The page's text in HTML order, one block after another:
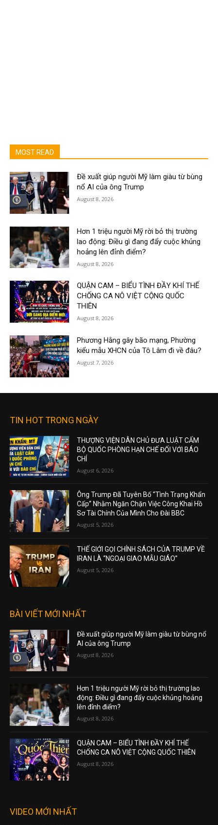
MOST READ
Đề xuất giúp người Mỹ làm giàu từ bùng
nổ AI của ông Trump
August 8, 2026
Hơn 1 triệu người Mỹ rời bỏ thị trường
lao động: Điều gì đang đẩy cuộc khủng
hoảng lên đỉnh điểm?
August 8, 2026
QUẬN CAM – BIỂU TÌNH ĐẦY KHÍ THẾ
CHỐNG CA NÔ VIỆT CỘNG QUỐC
THIÊN
August 8, 2026
Phương Hằng gây bão mạng, Phường
kiểu mẫu XHCN của Tô Lâm đi về đâu?
August 7, 2026
TIN HOT TRONG NGÀY
THƯỢNG VIỆN DÂN CHỦ ĐƯA LUẬT CẤM
BỘ QUỐC PHÒNG HẠN CHẾ ĐỐI VỚI BÁO
CHÍ
August 6, 2026
Ông Trump Đã Tuyên Bố “Tình Trạng Khẩn
Cấp” Nhằm Ngăn Chặn Việc Công Khai Hồ
Sơ Tài Chính Của Mình Cho Đài BBC
August 5, 2026
THẾ GIỚI GỌI CHÍNH SÁCH CỦA TRUMP VỀ
IRAN LÀ “NGOẠI GIAO MẪU GIÁO”
August 5, 2026
BÀI VIẾT MỚI NHẤT
Đề xuất giúp người Mỹ làm giàu từ bùng nổ
AI của ông Trump
August 8, 2026
Hơn 1 triệu người Mỹ rời bỏ thị trường lao
động: Điều gì đang đẩy cuộc khủng hoảng
lên đỉnh điểm?
August 8, 2026
QUẬN CAM – BIỂU TÌNH ĐẦY KHÍ THẾ
CHỐNG CA NÔ VIỆT CỘNG QUỐC THIÊN
August 8, 2026
VIDEO MỚI NHẤT